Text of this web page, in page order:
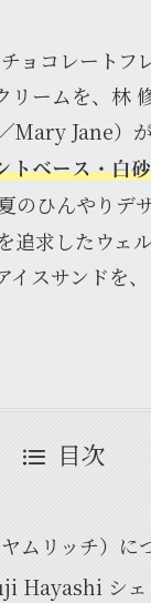
コレートフ
リームを、林
Mary Jane）
トベース・白
のひんやりデ
追求したウェ
イスサンドを
目次
ムリッチ）に
Hayashi シェ